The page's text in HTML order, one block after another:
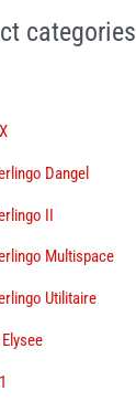
categories
Dangel
II
Multispace
Utilitaire